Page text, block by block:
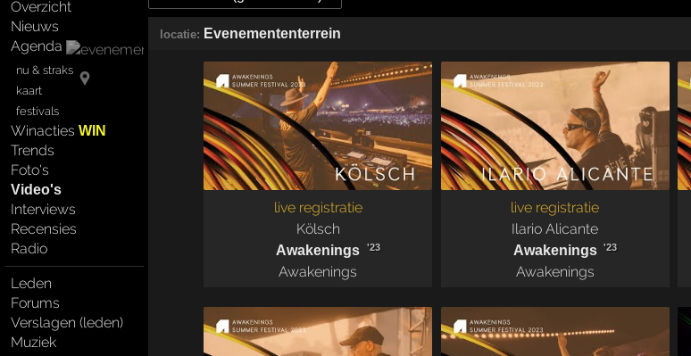
Overzicht
Nieuws
Agenda
nu & straks
kaart
festivals
WinactiesWIN
Trends
Foto's
Video's
Interviews
Recensies
Radio
Leden
Forums
Verslagen (leden)
Muziek
locatie: Evenemententerrein
live registratie
Kölsch
Awakenings '23
Awakenings
live registratie
Ilario Alicante
Awakenings '23
Awakenings